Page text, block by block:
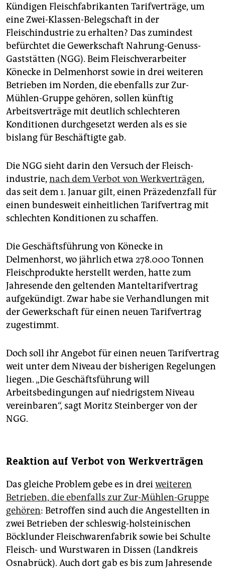
unterstützen
abo
genossenschaft
epaper login
Kündigen Fleischfabrikanten Tarifverträge, um
eine Zwei-Klassen-Belegschaft in der
Fleischindustrie zu erhalten? Das zumindest
befürchtet die Gewerkschaft Nahrung-Genuss-
Gaststätten (NGG). Beim Fleischverarbeiter
Könecke in Delmenhorst sowie in drei weiteren
Betrieben im Norden, die ebenfalls zur Zur-
Mühlen-Gruppe gehören, sollen künftig
Arbeitsverträge mit deutlich schlechteren
Konditionen durchgesetzt werden als es sie
bislang für Beschäftigte gab.
Die NGG sieht darin den Versuch der Fleisch­
industrie, nach dem Verbot von Werkverträgen,
das seit dem 1. Januar gilt, einen Präzedenzfall für
einen bundesweit einheitlichen Tarifvertrag mit
schlechten Konditionen zu schaffen.
Die Geschäftsführung von Könecke in
Delmenhorst, wo jährlich etwa 278.000 Tonnen
Fleischprodukte herstellt werden, hatte zum
Jahresende den geltenden Manteltarifvertrag
aufgekündigt. Zwar habe sie Verhandlungen mit
der Gewerkschaft für einen neuen Tarifvertrag
zugestimmt.
Doch soll ihr Angebot für einen neuen Tarifvertrag
weit unter dem Niveau der bisherigen Regelungen
liegen. „Die Geschäftsführung will
Arbeitsbedingungen auf niedrigstem Niveau
vereinbaren“, sagt Moritz Steinberger von der
NGG.
Reaktion auf Verbot von Werkverträgen
Das gleiche Problem gebe es in dreiweiteren
Betrieben, die ebenfalls zur Zur-Mühlen-Gruppe
gehören: Betroffen sind auch die Angestellten in
zwei Betrieben der schleswig-holsteinischen
Böcklunder Fleischwarenfabrik sowie bei Schulte
Fleisch- und Wurstwaren in Dissen (Landkreis
Osnabrück). Auch dort gab es bis zum Jahresende